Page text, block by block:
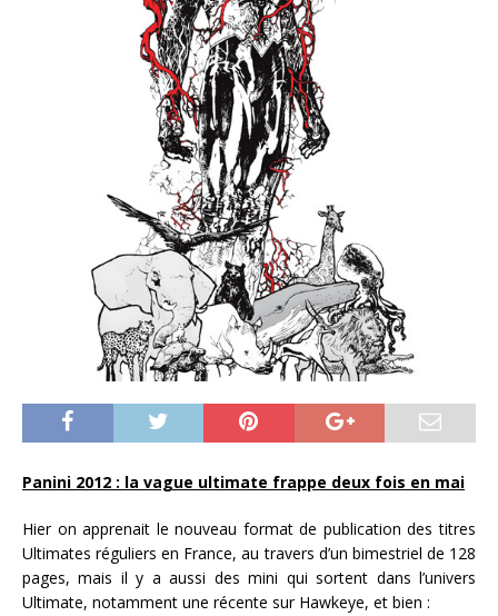
Panini 2012 : la vague ultimate frappe deux fois en mai
Hier on apprenait le nouveau format de publication des titres
Ultimates réguliers en France, au travers d’un bimestriel de 128
pages, mais il y a aussi des mini qui sortent dans l’univers
Ultimate, notamment une récente sur Hawkeye, et bien :